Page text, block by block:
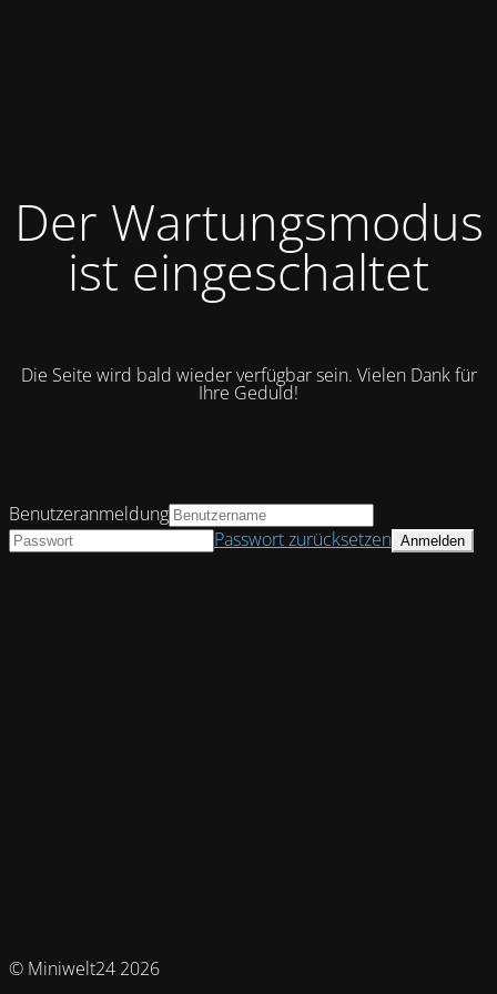
Der Wartungsmodus
ist eingeschaltet
Die Seite wird bald wieder verfügbar sein. Vielen Dank für
Ihre Geduld!
© Miniwelt24 2026
Benutzeranmeldung
Passwort zurücksetzen